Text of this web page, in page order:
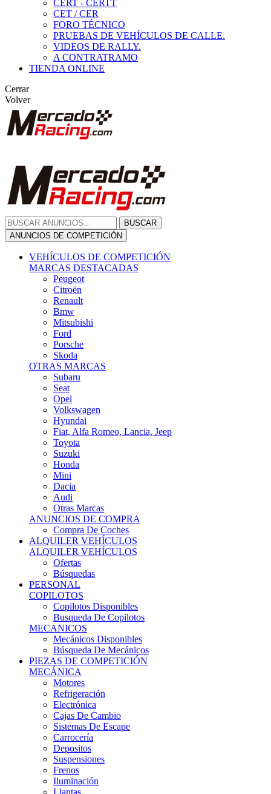
CERT - CERTT
CET / CER
FORO TÉCNICO
PRUEBAS DE VEHÍCULOS DE CALLE.
VIDEOS DE RALLY.
A CONTRATRAMO
TIENDA ONLINE
Cerrar
Volver
BUSCAR
ANUNCIOS DE COMPETICIÓN
VEHÍCULOS DE COMPETICIÓN
MARCAS DESTACADAS
Peugeot
Citroën
Renault
Bmw
Mitsubishi
Ford
Porsche
Skoda
OTRAS MARCAS
Subaru
Seat
Opel
Volkswagen
Hyundai
Fiat, Alfa Romeo, Lancia, Jeep
Toyota
Suzuki
Honda
Mini
Dacia
Audi
Otras Marcas
ANUNCIOS DE COMPRA
Compra De Coches
ALQUILER VEHÍCULOS
ALQUILER VEHÍCULOS
Ofertas
Búsquedas
PERSONAL
COPILOTOS
Copilotos Disponibles
Busqueda De Copilotos
MECANICOS
Mecánicos Disponibles
Búsqueda De Mecánicos
PIEZAS DE COMPETICIÓN
MECÁNICA
Motores
Refrigeración
Electrónica
Cajas De Cambio
Sistemas De Escape
Carrocería
Depositos
Suspensiones
Frenos
Iluminación
Llantas
NEUMÁTICOS DE ASFALTO